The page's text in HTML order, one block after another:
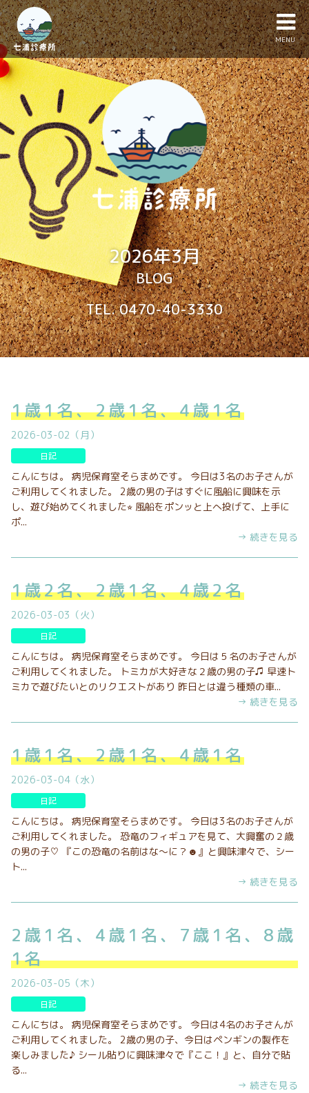
MENU
2026年3月
BLOG
TEL. 0470-40-3330
1歳1名、2歳1名、4歳1名
2026-03-02（月）
日記
こんにちは。 病児保育室そらまめです。 今日は3名のお子さんが
ご利用してくれました。 2歳の男の子はすぐに風船に興味を示
し、遊び始めてくれました⭐︎ 風船をポンッと上へ投げて、上手に
ポ...
→ 続きを見る
1歳2名、2歳1名、4歳2名
2026-03-03（火）
日記
こんにちは。 病児保育室そらまめです。 今日は５名のお子さんが
ご利用してくれました。 トミカが大好きな２歳の男の子♫ 早速ト
ミカで遊びたいとのリクエストがあり 昨日とは違う種類の車...
→ 続きを見る
1歳1名、2歳1名、4歳1名
2026-03-04（水）
日記
こんにちは。 病児保育室そらまめです。 今日は3名のお子さんが
ご利用してくれました。 恐竜のフィギュアを見て、大興奮の２歳
の男の子♡ 『この恐竜の名前はな～に？☻』と興味津々で、シー
ト...
→ 続きを見る
2歳1名、4歳1名、7歳1名、8歳
1名
2026-03-05（木）
日記
こんにちは。 病児保育室そらまめです。 今日は4名のお子さんが
ご利用してくれました。 2歳の男の子、今日はペンギンの製作を
楽しみました♪ シール貼りに興味津々で『ここ！』と、自分で貼
る...
→ 続きを見る